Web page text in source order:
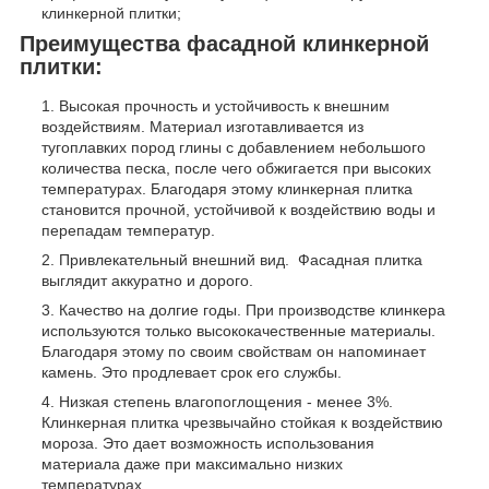
клинкерной плитки;
Преимущества фасадной клинкерной
плитки:
Высокая прочность и устойчивость к внешним
воздействиям. Материал изготавливается из
тугоплавких пород глины с добавлением небольшого
количества песка, после чего обжигается при высоких
температурах. Благодаря этому клинкерная плитка
становится прочной, устойчивой к воздействию воды и
перепадам температур.
Привлекательный внешний вид. Фасадная плитка
выглядит аккуратно и дорого.
Качество на долгие годы. При производстве клинкера
используются только высококачественные материалы.
Благодаря этому по своим свойствам он напоминает
камень. Это продлевает срок его службы.
Низкая степень влагопоглощения - менее 3%.
Клинкерная плитка чрезвычайно стойкая к воздействию
мороза. Это дает возможность использования
материала даже при максимально низких
температурах.